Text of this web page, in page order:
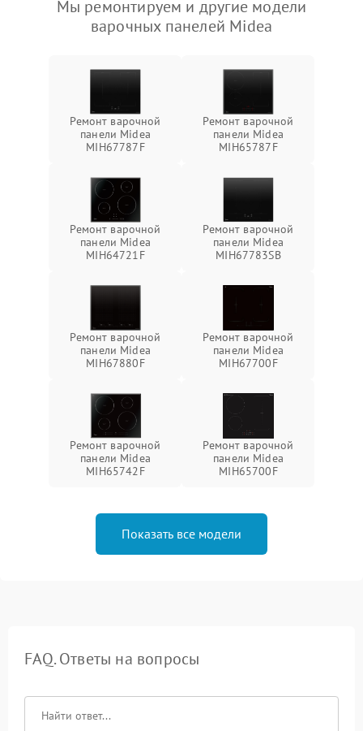
Мы ремонтируем и другие модели
варочных панелей Midea
Ремонт варочной
панели Midea
MIH67787F
Ремонт варочной
панели Midea
MIH65787F
Ремонт варочной
панели Midea
MIH64721F
Ремонт варочной
панели Midea
MIH67783SB
Ремонт варочной
панели Midea
MIH67880F
Ремонт варочной
панели Midea
MIH67700F
Ремонт варочной
панели Midea
MIH65742F
Ремонт варочной
панели Midea
MIH65700F
Показать все модели
FAQ. Ответы на вопросы